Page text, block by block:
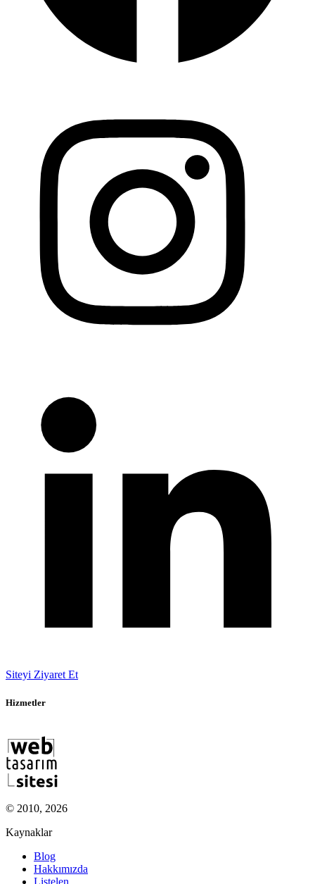
Siteyi Ziyaret Et
Hizmetler
© 2010, 2026
Kaynaklar
Blog
Hakkımızda
Listelen